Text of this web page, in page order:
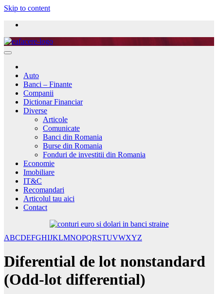
Skip to content
Auto
Banci – Finante
Companii
Dictionar Financiar
Diverse
Articole
Comunicate
Banci din Romania
Burse din Romania
Fonduri de investitii din Romania
Economie
Imobiliare
IT&C
Recomandari
Articolul tau aici
Contact
ABCDEFGHIJKLMNOPQRSTUVWXYZ
Diferential de lot nonstandard
(Odd-lot differential)